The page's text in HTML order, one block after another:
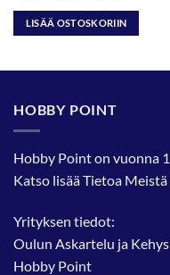
LISÄÄ OSTOSKORIIN
HOBBY POINT
Hobby Point on vuonna
Katso lisääTietoa Meistä
Yrityksen tiedot:
Oulun Askartelu ja
Hobby Point